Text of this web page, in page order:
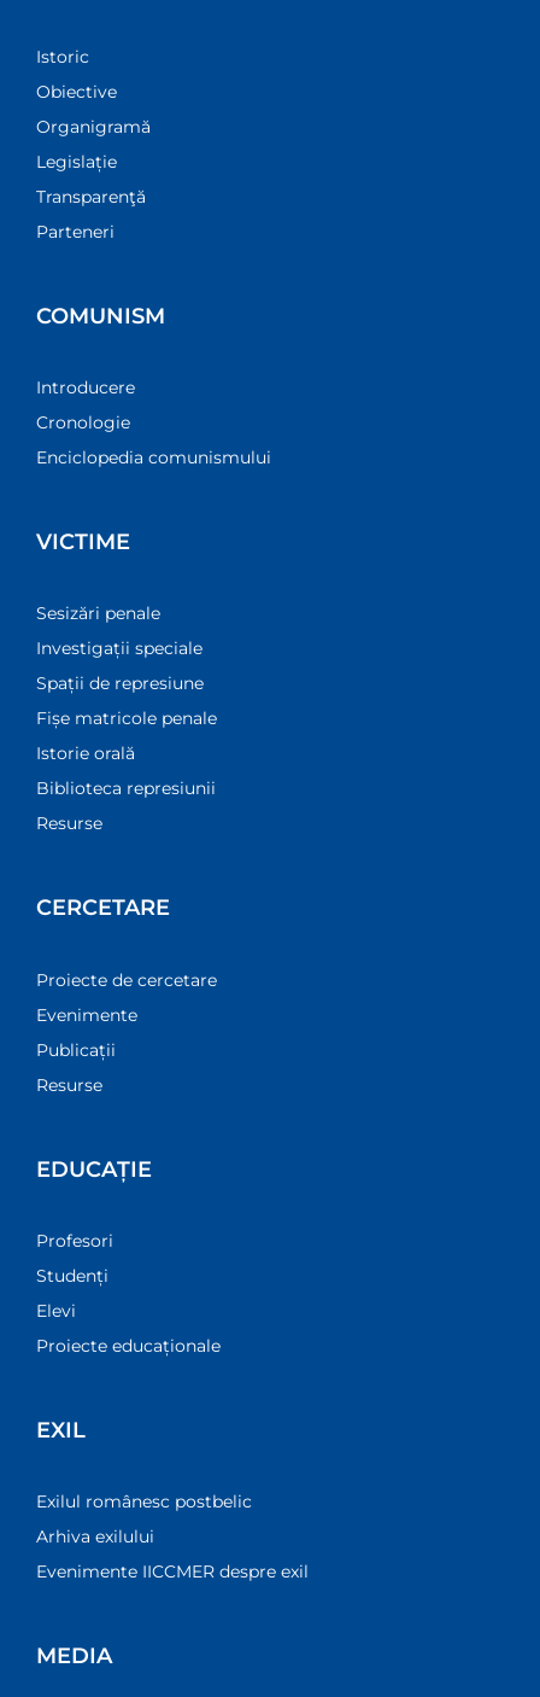
Istoric
Obiective
Organigramă
Legislație
Transparenţă
Parteneri
COMUNISM
Introducere
Cronologie
Enciclopedia comunismului
VICTIME
Sesizări penale
Investigații speciale
Spații de represiune
Fișe matricole penale
Istorie orală
Biblioteca represiunii
Resurse
CERCETARE
Proiecte de cercetare
Evenimente
Publicații
Resurse
EDUCAȚIE
Profesori
Studenți
Elevi
Proiecte educaționale
EXIL
Exilul românesc postbelic
Arhiva exilului
Evenimente IICCMER despre exil
MEDIA